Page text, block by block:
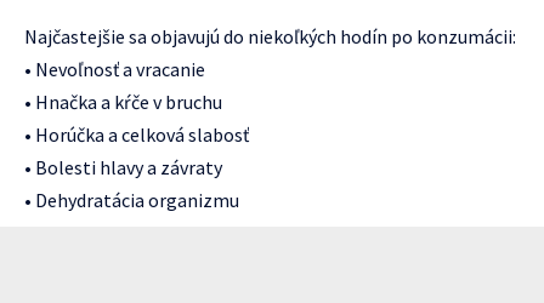
Najčastejšie sa objavujú do niekoľkých hodín po konzumácii:
• Nevoľnosť a vracanie
• Hnačka a kŕče v bruchu
• Horúčka a celková slabosť
• Bolesti hlavy a závraty
• Dehydratácia organizmu